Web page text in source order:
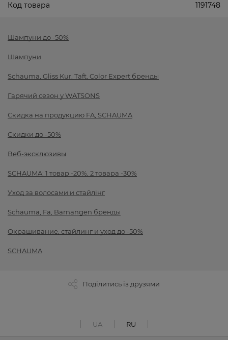
Код товара 1191748
Шампуни до -50%
Шампуни
Schauma, Gliss Kur, Taft, Color Expert бренды
Гарячий сезон у WATSONS
Скидка на продукцию FA, SCHAUMA
Скидки до -50%
Веб-эксклюзивы
SCHAUMA: 1 товар -20%, 2 товара -30%
Уход за волосами и стайлінг
Schauma, Fa, Barnangen бренды
Окрашивание, стайлинг и уход до -50%
SCHAUMA
Поділитись із друзями
UA RU